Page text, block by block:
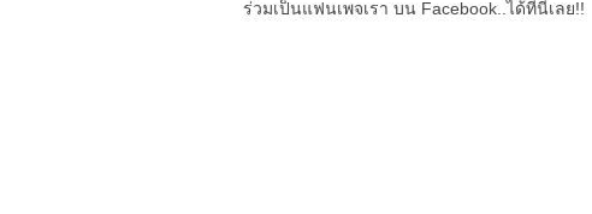
ร่วมเป็นแฟนเพจเรา บน Facebook..ได้ที่นี่เลย!!